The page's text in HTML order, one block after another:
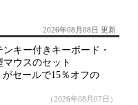
2026年08月08日 更新
キー付きキーボード・
ウスのセット
がセールで15％オフの
（2026年08月07日）